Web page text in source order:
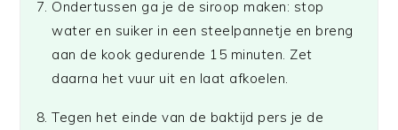
Ondertussen ga je de siroop maken: stop
water en suiker in een steelpannetje en breng
aan de kook gedurende 15 minuten. Zet
daarna het vuur uit en laat afkoelen.
Tegen het einde van de baktijd pers je de